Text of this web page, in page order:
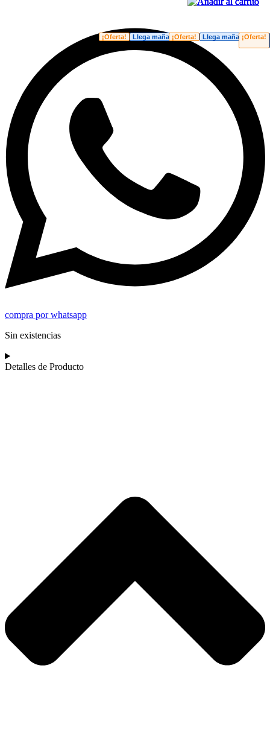
compra por whatsapp
Sin existencias
Detalles de Producto
¡Oferta! Llega mañana¡Oferta! Llega mañana¡Oferta!